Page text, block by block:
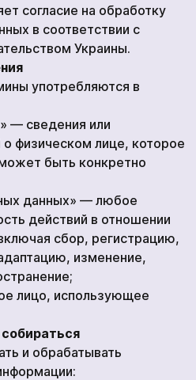
согласие на обработку
в соответствии с
Украины.
употребляются в
— сведения или
о физическом лице, которое
быть конкретно
данных» — любое
действий в отношении
сбор, регистрацию,
изменение,
лицо, использующее
и обрабатывать